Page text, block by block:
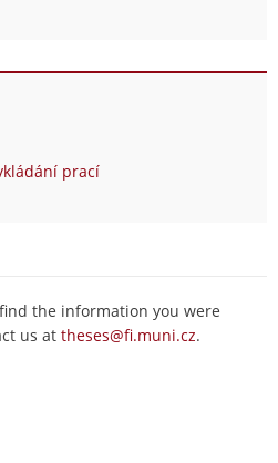
prací
the information you were
us at theses@fi.muni.cz.